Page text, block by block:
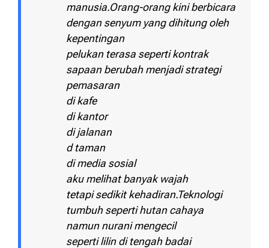
manusia.Orang-orang kini berbicara
dengan senyum yang dihitung oleh
kepentingan
pelukan terasa seperti kontrak
sapaan berubah menjadi strategi
pemasaran
di kafe
di kantor
di jalanan
d taman
di media sosial
aku melihat banyak wajah
tetapi sedikit kehadiran.Teknologi
tumbuh seperti hutan cahaya
namun nurani mengecil
seperti lilin di tengah badai